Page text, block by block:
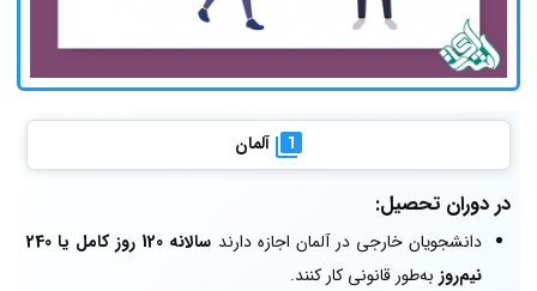
آلمان
در دوران تحصیل:
دانشجویان خارجی در آلمان اجازه دارند
سالانه 120 روز کامل یا 240
نیم‌روز به‌طور قانونی کار کنند.